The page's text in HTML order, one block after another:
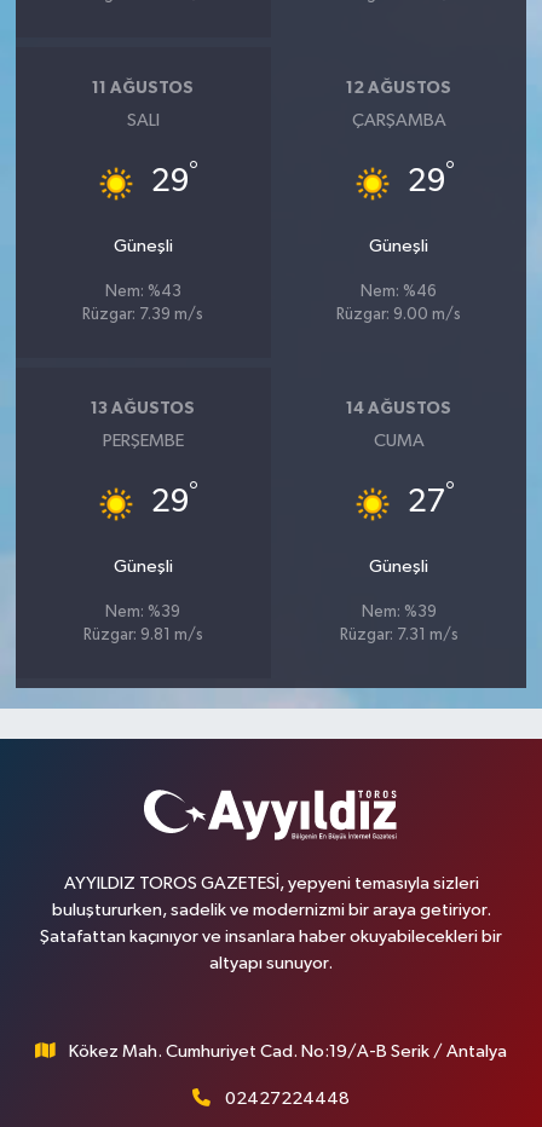
11 AĞUSTOS
SALI
29°
Güneşli
Nem: %43
Rüzgar: 7.39 m/s
12 AĞUSTOS
ÇARŞAMBA
29°
Güneşli
Nem: %46
Rüzgar: 9.00 m/s
13 AĞUSTOS
PERŞEMBE
29°
Güneşli
Nem: %39
Rüzgar: 9.81 m/s
14 AĞUSTOS
CUMA
27°
Güneşli
Nem: %39
Rüzgar: 7.31 m/s
AYYILDIZ TOROS GAZETESİ, yepyeni temasıyla sizleri
buluştururken, sadelik ve modernizmi bir araya getiriyor.
Şatafattan kaçınıyor ve insanlara haber okuyabilecekleri bir
altyapı sunuyor.
Kökez Mah. Cumhuriyet Cad. No:19/A-B Serik / Antalya
02427224448